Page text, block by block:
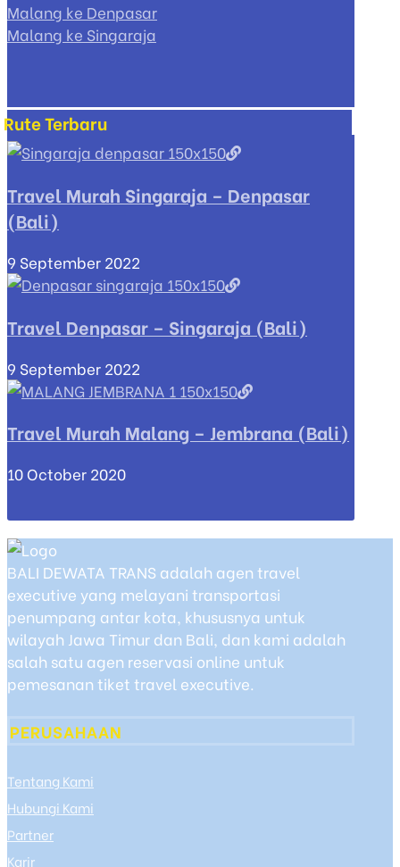
Malang ke Denpasar
Malang ke Singaraja
Rute Terbaru
Travel Murah Singaraja – Denpasar
(Bali)
9 September 2022
Travel Denpasar – Singaraja (Bali)
9 September 2022
Travel Murah Malang – Jembrana (Bali)
10 October 2020
BALI DEWATA TRANS adalah agen travel
executive yang melayani transportasi
penumpang antar kota, khususnya untuk
wilayah Jawa Timur dan Bali, dan kami adalah
salah satu agen reservasi online untuk
pemesanan tiket travel executive.
PERUSAHAAN
Tentang Kami
Hubungi Kami
Partner
Karir